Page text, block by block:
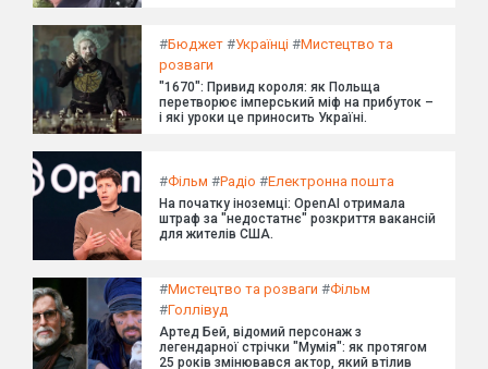
#Бюджет #Українці #Мистецтво та
розваги
"1670": Привид короля: як Польща
перетворює імперський міф на прибуток –
і які уроки це приносить Україні.
#Фільм #Радіо #Електронна пошта
На початку іноземці: OpenAI отримала
штраф за "недостатнє" розкриття вакансій
для жителів США.
#Мистецтво та розваги #Фільм
#Голлівуд
Артед Бей, відомий персонаж з
легендарної стрічки "Мумія": як протягом
25 років змінювався актор, який втілив